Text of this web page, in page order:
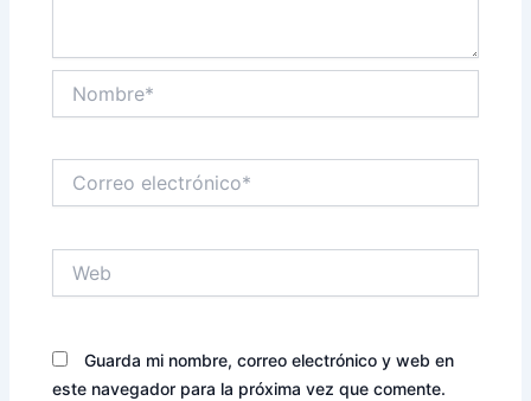
electrónico*
Guarda mi nombre, correo electrónico y web en
este navegador para la próxima vez que comente.